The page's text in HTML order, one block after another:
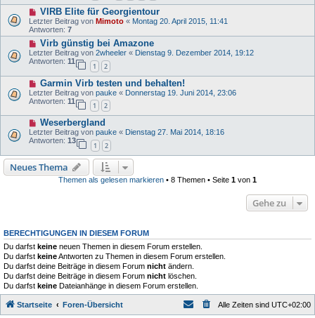
VIRB Elite für Georgientour
Letzter Beitrag von Mimoto « Montag 20. April 2015, 11:41
Antworten: 7
Virb günstig bei Amazone
Letzter Beitrag von 2wheeler « Dienstag 9. Dezember 2014, 19:12
Antworten: 11
1 2
Garmin Virb testen und behalten!
Letzter Beitrag von pauke « Donnerstag 19. Juni 2014, 23:06
Antworten: 11
1 2
Weserbergland
Letzter Beitrag von pauke « Dienstag 27. Mai 2014, 18:16
Antworten: 13
1 2
Neues Thema
Themen als gelesen markieren • 8 Themen • Seite 1 von 1
Gehe zu
BERECHTIGUNGEN IN DIESEM FORUM
Du darfst keine neuen Themen in diesem Forum erstellen.
Du darfst keineAntworten zu Themen in diesem Forum erstellen.
Du darfst deine Beiträge in diesem Forum nicht ändern.
Du darfst deine Beiträge in diesem Forum nicht löschen.
Du darfst keine Dateianhänge in diesem Forum erstellen.
Startseite Foren-Übersicht Alle Zeiten sind UTC+02:00